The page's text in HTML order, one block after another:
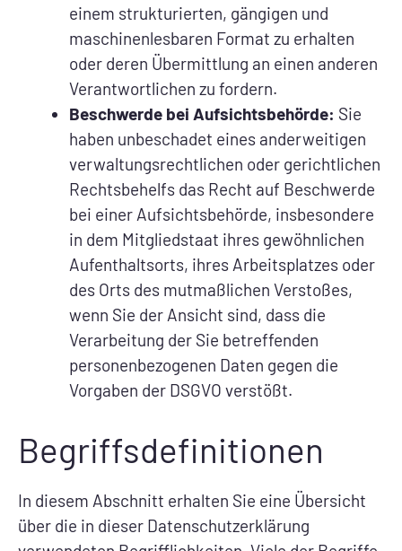
einem strukturierten, gängigen und
maschinenlesbaren Format zu erhalten
oder deren Übermittlung an einen anderen
Verantwortlichen zu fordern.
Beschwerde bei Aufsichtsbehörde: Sie
haben unbeschadet eines anderweitigen
verwaltungsrechtlichen oder gerichtlichen
Rechtsbehelfs das Recht auf Beschwerde
bei einer Aufsichtsbehörde, insbesondere
in dem Mitgliedstaat ihres gewöhnlichen
Aufenthaltsorts, ihres Arbeitsplatzes oder
des Orts des mutmaßlichen Verstoßes,
wenn Sie der Ansicht sind, dass die
Verarbeitung der Sie betreffenden
personenbezogenen Daten gegen die
Vorgaben der DSGVO verstößt.
Begriffsdefinitionen
In diesem Abschnitt erhalten Sie eine Übersicht
über die in dieser Datenschutzerklärung